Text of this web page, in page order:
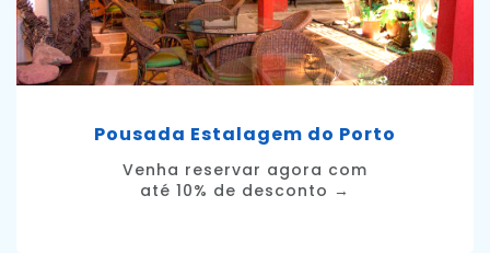
Pousada Estalagem do Porto
Venha reservar agora com
até 10% de desconto →